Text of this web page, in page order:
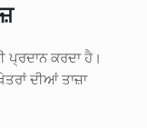
ਕਰਦਾ ਹੈ।
ਦੀਆਂ ਤਾਜ਼ਾ